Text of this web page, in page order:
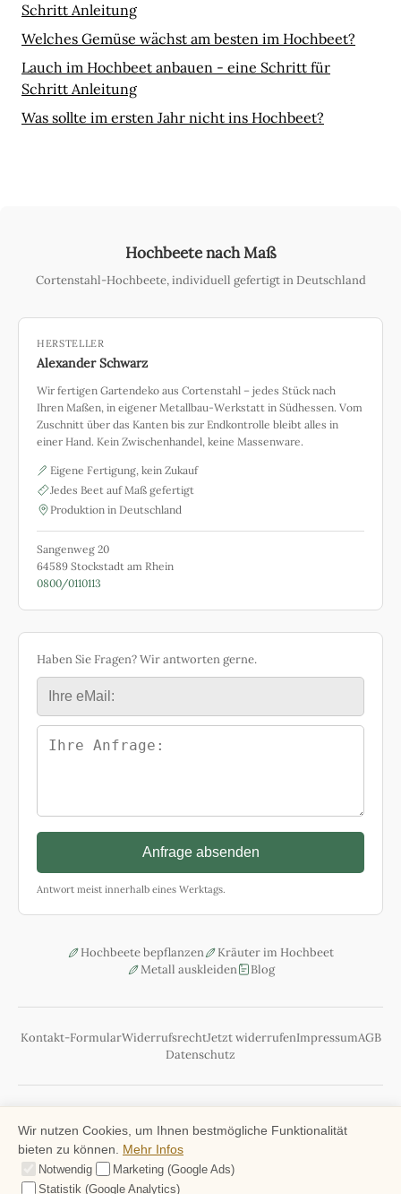
Schritt Anleitung
Welches Gemüse wächst am besten im Hochbeet?
Lauch im Hochbeet anbauen - eine Schritt für
Schritt Anleitung
Was sollte im ersten Jahr nicht ins Hochbeet?
Hochbeete nach Maß
Cortenstahl-Hochbeete, individuell gefertigt in Deutschland
HERSTELLER
Alexander Schwarz
Wir fertigen Gartendeko aus Cortenstahl – jedes Stück nach
Ihren Maßen, in eigener Metallbau-Werkstatt in Südhessen. Vom
Zuschnitt über das Kanten bis zur Endkontrolle bleibt alles in
einer Hand. Kein Zwischenhandel, keine Massenware.
Eigene Fertigung, kein Zukauf
Jedes Beet auf Maß gefertigt
Produktion in Deutschland
Sangenweg 20
64589 Stockstadt am Rhein
0800/0110113
Haben Sie Fragen? Wir antworten gerne.
Anfrage absenden
Antwort meist innerhalb eines Werktags.
Hochbeete bepflanzen
Kräuter im Hochbeet
Metall auskleiden
Blog
Kontakt-FormularWiderrufsrechtJetzt widerrufenImpressumAGB
Datenschutz
Versandkosten Übersicht Ausland
Wir nutzen Cookies, um Ihnen bestmögliche Funktionalität
bieten zu können. Mehr Infos
Notwendig
Marketing (Google Ads)
Statistik (Google Analytics)